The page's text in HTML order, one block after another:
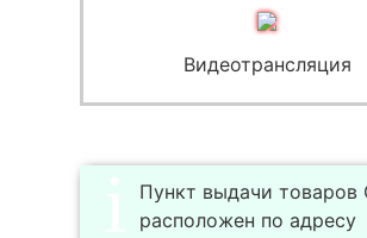
Видеотрансляция
Пункт выдачи
расположен по адресу